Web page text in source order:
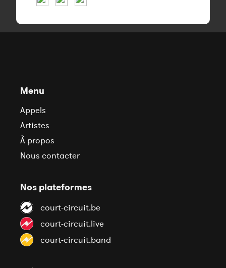
Menu
Appels
Artistes
À propos
Nous contacter
Nos plateformes
court-circuit.be
court-circuit.live
court-circuit.band